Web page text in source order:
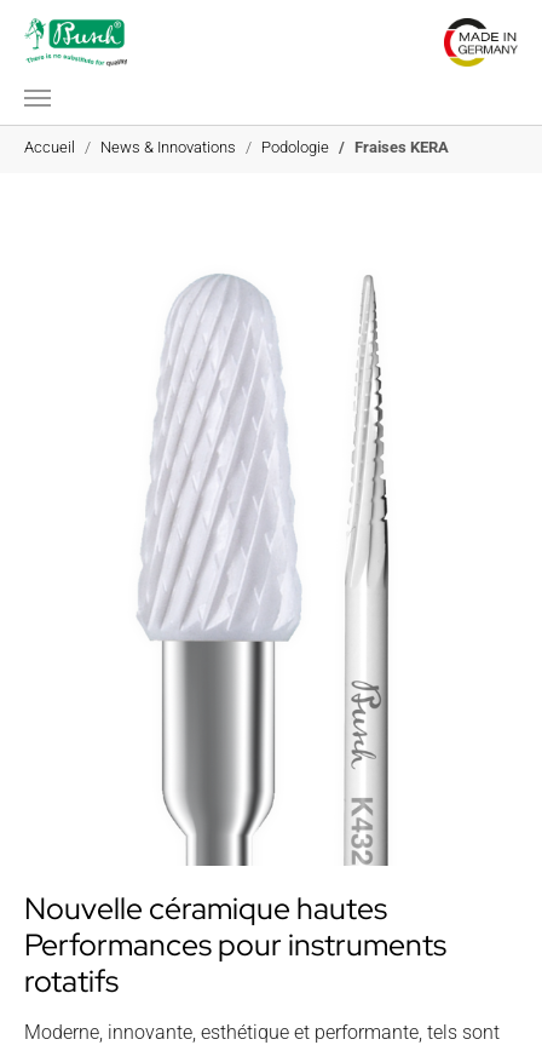
Aller au contenu principal
Vous êtes ici:
Accueil
News & Innovations Podologie Fraises KERA
Nouvelle céramique hautes
Performances pour instruments
rotatifs
Moderne, innovante, esthétique et performante, tels sont